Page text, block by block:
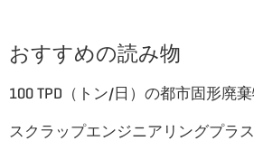
おすすめの読み物